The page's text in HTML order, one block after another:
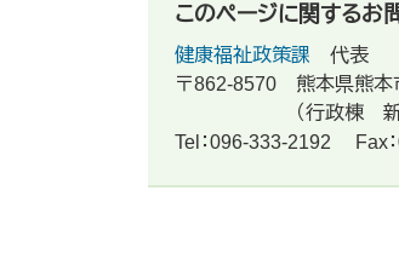
このページに関するお
健康福祉政策課
代表
〒862-8570
熊本県熊本
（行政棟
Tel：096-333-2192
Fax